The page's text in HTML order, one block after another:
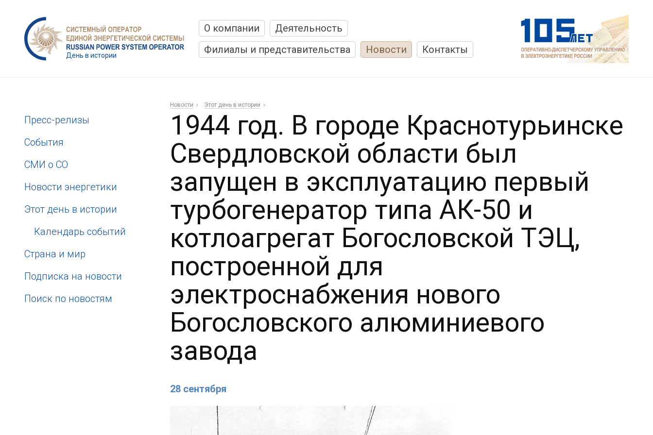
День в истории
О компании
Деятельность
Филиалы и представительства
Новости Контакты
Пресс-релизы
События
СМИ о СО
Новости энергетики
Этот день в истории
Календарь событий
Страна и мир
Подписка на новости
Поиск по новостям
Новости Этот день в истории
1944 год. В городе Краснотурьинске
Свердловской области был
запущен в эксплуатацию первый
турбогенератор типа АК-50 и
котлоагрегат Богословской ТЭЦ,
построенной для
электроснабжения нового
Богословского алюминиевого
завода
28 сентября